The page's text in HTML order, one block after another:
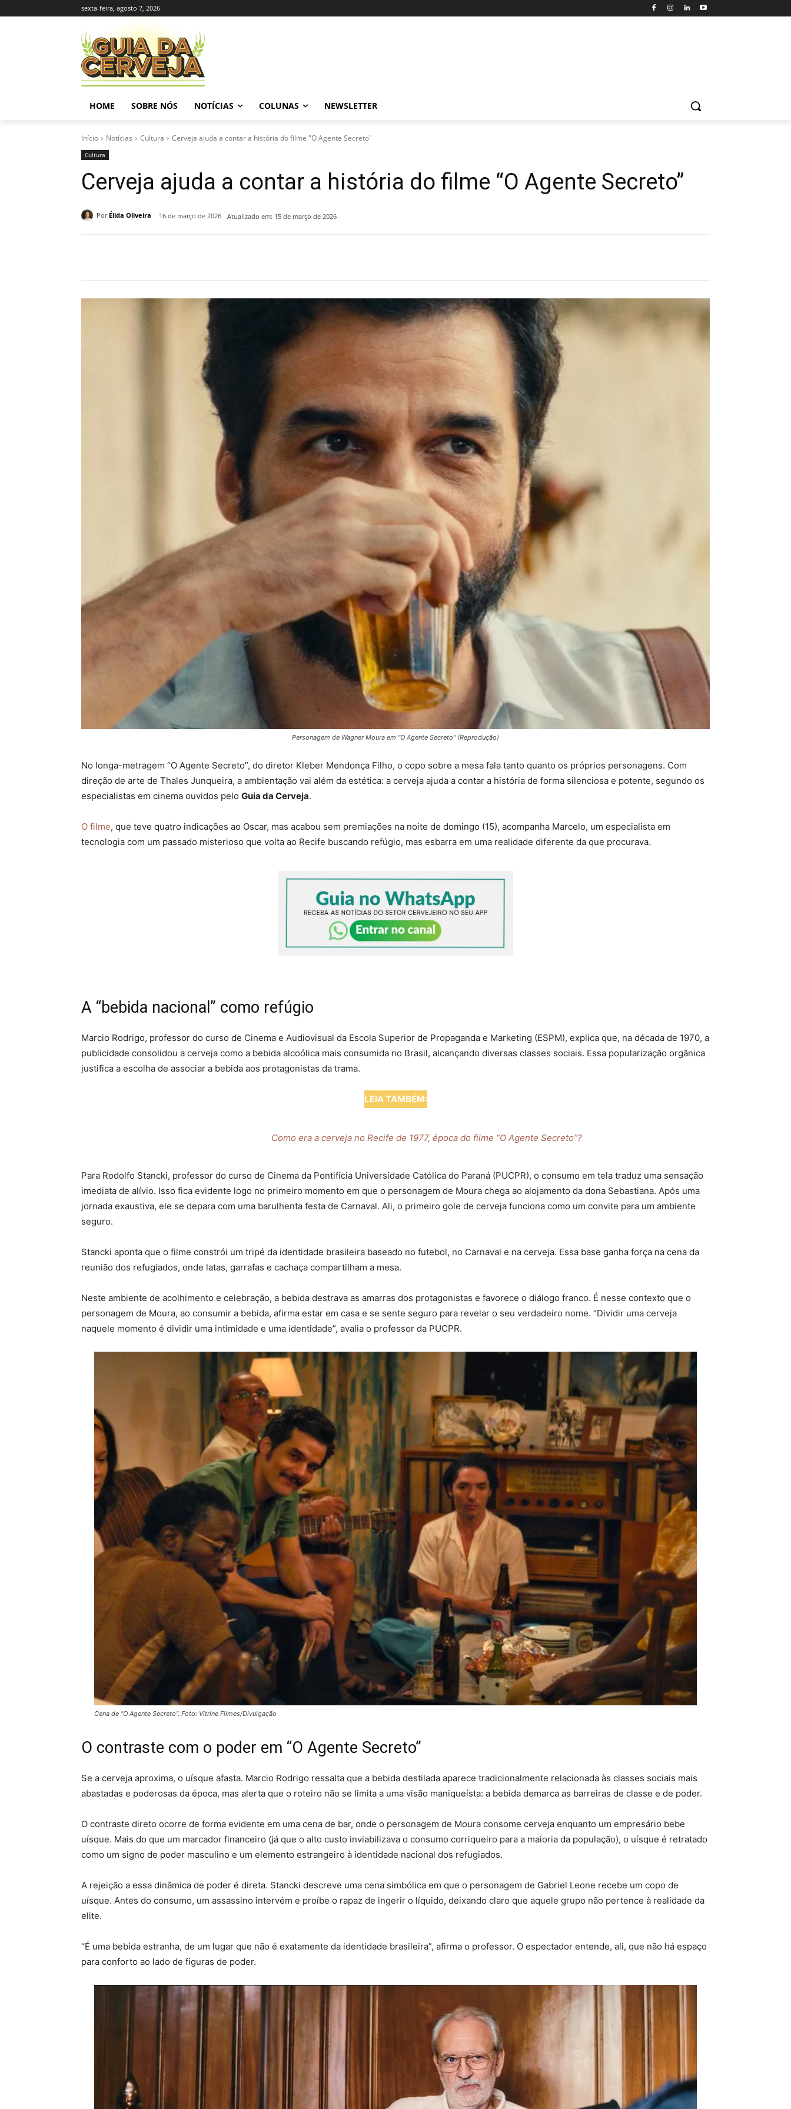
sexta-feira, agosto 7, 2026
HOME SOBRE NÓS NOTÍCIAS COLUNAS NEWSLETTER
Início Notícias Cultura Cerveja ajuda a contar a história do filme "O Agente Secreto"
Cultura
Cerveja ajuda a contar a história do filme “O Agente Secreto”
Por Élida Oliveira 16 de março de 2026 Atualizado em: 15 de março de 2026
Personagem de Wagner Moura em "O Agente Secreto" (Reprodução)
No longa-metragem “O Agente Secreto”, do diretor Kleber Mendonça Filho, o copo sobre a mesa fala tanto quanto os próprios personagens. Com
direção de arte de Thales Junqueira, a ambientação vai além da estética: a cerveja ajuda a contar a história de forma silenciosa e potente, segundo os
especialistas em cinema ouvidos pelo Guia da Cerveja.
O filme, que teve quatro indicações ao Oscar, mas acabou sem premiações na noite de domingo (15), acompanha Marcelo, um especialista em
tecnologia com um passado misterioso que volta ao Recife buscando refúgio, mas esbarra em uma realidade diferente da que procurava.
A “bebida nacional” como refúgio
Marcio Rodrigo, professor do curso de Cinema e Audiovisual da Escola Superior de Propaganda e Marketing (ESPM), explica que, na década de 1970, a
publicidade consolidou a cerveja como a bebida alcoólica mais consumida no Brasil, alcançando diversas classes sociais. Essa popularização orgânica
justifica a escolha de associar a bebida aos protagonistas da trama.
LEIA TAMBÉM:
Como era a cerveja no Recife de 1977, época do filme “O Agente Secreto”?
Para Rodolfo Stancki, professor do curso de Cinema da Pontifícia Universidade Católica do Paraná (PUCPR), o consumo em tela traduz uma sensação
imediata de alívio. Isso fica evidente logo no primeiro momento em que o personagem de Moura chega ao alojamento da dona Sebastiana. Após uma
jornada exaustiva, ele se depara com uma barulhenta festa de Carnaval. Ali, o primeiro gole de cerveja funciona como um convite para um ambiente
seguro.
Stancki aponta que o filme constrói um tripé da identidade brasileira baseado no futebol, no Carnaval e na cerveja. Essa base ganha força na cena da
reunião dos refugiados, onde latas, garrafas e cachaça compartilham a mesa.
Neste ambiente de acolhimento e celebração, a bebida destrava as amarras dos protagonistas e favorece o diálogo franco. É nesse contexto que o
personagem de Moura, ao consumir a bebida, afirma estar em casa e se sente seguro para revelar o seu verdadeiro nome. “Dividir uma cerveja
naquele momento é dividir uma intimidade e uma identidade”, avalia o professor da PUCPR.
Cena de “O Agente Secreto”. Foto: Vitrine Filmes/Divulgação
O contraste com o poder em “O Agente Secreto”
Se a cerveja aproxima, o uísque afasta. Marcio Rodrigo ressalta que a bebida destilada aparece tradicionalmente relacionada às classes sociais mais
abastadas e poderosas da época, mas alerta que o roteiro não se limita a uma visão maniqueísta: a bebida demarca as barreiras de classe e de poder.
O contraste direto ocorre de forma evidente em uma cena de bar, onde o personagem de Moura consome cerveja enquanto um empresário bebe
uísque. Mais do que um marcador financeiro (já que o alto custo inviabilizava o consumo corriqueiro para a maioria da população), o uísque é retratado
como um signo de poder masculino e um elemento estrangeiro à identidade nacional dos refugiados.
A rejeição a essa dinâmica de poder é direta. Stancki descreve uma cena simbólica em que o personagem de Gabriel Leone recebe um copo de
uísque. Antes do consumo, um assassino intervém e proíbe o rapaz de ingerir o líquido, deixando claro que aquele grupo não pertence à realidade da
elite.
“É uma bebida estranha, de um lugar que não é exatamente da identidade brasileira”, afirma o professor. O espectador entende, ali, que não há espaço
para conforto ao lado de figuras de poder.